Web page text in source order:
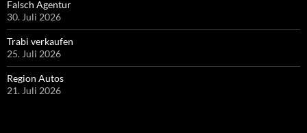
Falsch Agentur
30. Juli 2026
Trabi verkaufen
25. Juli 2026
Region Autos
21. Juli 2026